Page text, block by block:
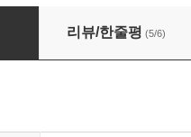
썬 웹 프로그래밍
리뷰/한줄평 (5/6)